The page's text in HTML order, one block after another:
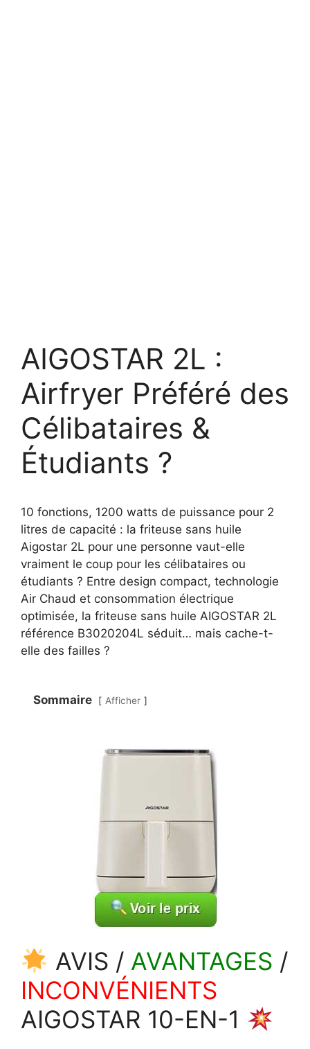
AIGOSTAR 2L :
Airfryer Préféré des
Célibataires &
Étudiants ?
10 fonctions, 1200 watts de puissance pour 2
litres de capacité : la friteuse sans huile
Aigostar 2L pour une personne vaut-elle
vraiment le coup pour les célibataires ou
étudiants ? Entre design compact, technologie
Air Chaud et consommation électrique
optimisée, la friteuse sans huile AIGOSTAR 2L
référence B3020204L séduit… mais cache-t-
elle des failles ?
Sommaire Afficher
AVIS / AVANTAGES /
INCONVÉNIENTS
AIGOSTAR 10-EN-1